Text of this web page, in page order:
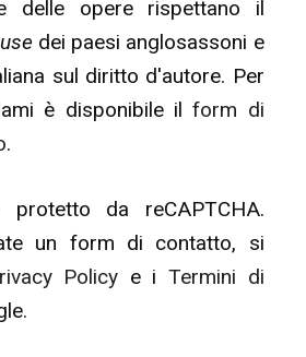
delle opere rispettano il
dei paesi anglosassoni e
sul diritto d'autore. Per
è disponibile ilform di
.
da reCAPTCHA.
un form di contatto, si
Policy e iTermini di